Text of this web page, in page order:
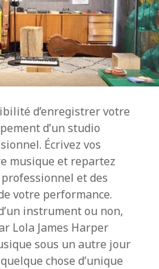
d’enregistrer votre
d’un studio
Écrivez vos
musique et repartez
et des
votre performance.
instrument ou non,
Lola James Harper
sous un autre jour
chose d’unique